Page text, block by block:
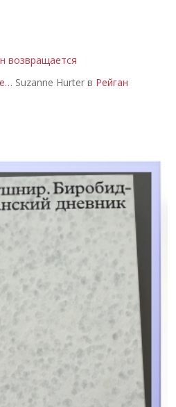
возвращается
Suzanne Hurter в Рейган